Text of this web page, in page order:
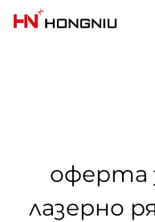
оферта
лазерно